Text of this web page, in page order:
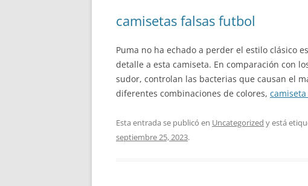
camisetas falsas futbol
Puma no ha echado a perder el estilo clásico
detalle a esta camiseta. En comparación con
sudor, controlan las bacterias que causan el
diferentes combinaciones de colores,
Esta entrada se publicó en Uncategorized y está
septiembre 25, 2023.